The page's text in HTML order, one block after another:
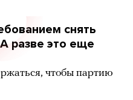
снять
разве это еще
чтобы партию